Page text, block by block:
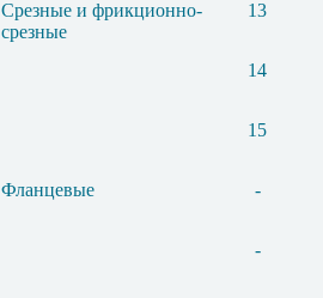
Срезные и фрикционно-
срезные
13
14
15
Фланцевые -
-